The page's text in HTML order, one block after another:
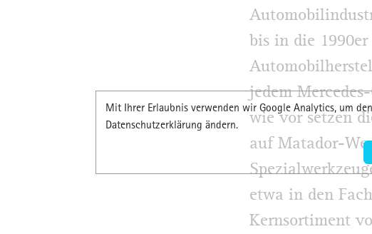
bis in die
jedem
wie vor setzen
auf Matador-
etwa in den
Kernsortiment
Mit Ihrer Erlaubnis verwenden wir Google Analytics, um
Datenschutzerklärung ändern.